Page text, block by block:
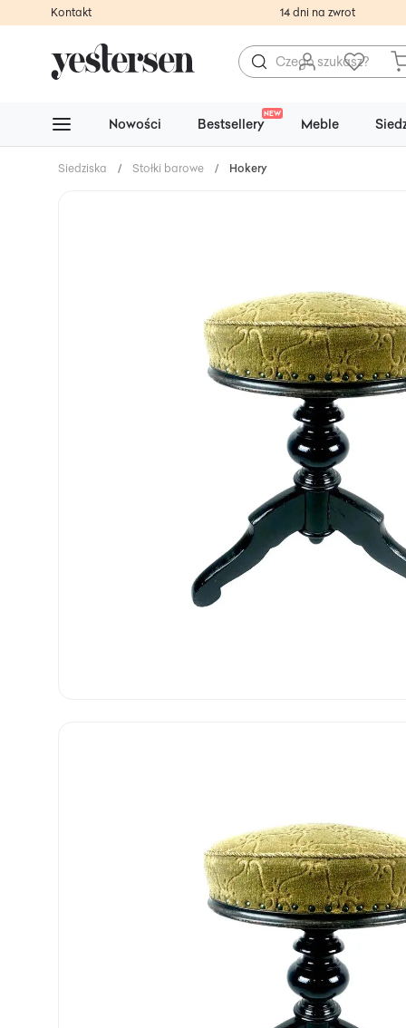
Kontakt 14 dni na zwrot
Nowości Bestsellery
NEW
Meble
Siedziska / Stołki barowe / Hokery